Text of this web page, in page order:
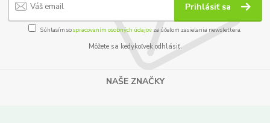
Prihlásiť sa
Súhlasím sospracovaním osobných údajov za účelom zasielania newslettera.
Môžete sa kedykoľvek odhlásiť.
NAŠE ZNAČKY